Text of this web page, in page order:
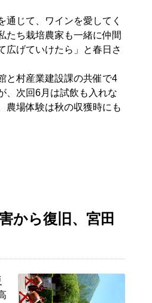
じて、ワインを愛してく
たち栽培農家も一緒に仲間
広げていけたら」と春日さ
と村産業建設課の共催で4
、次回6月は試飲も入れな
農場体験は秋の収獲時にも
から復旧、宮田